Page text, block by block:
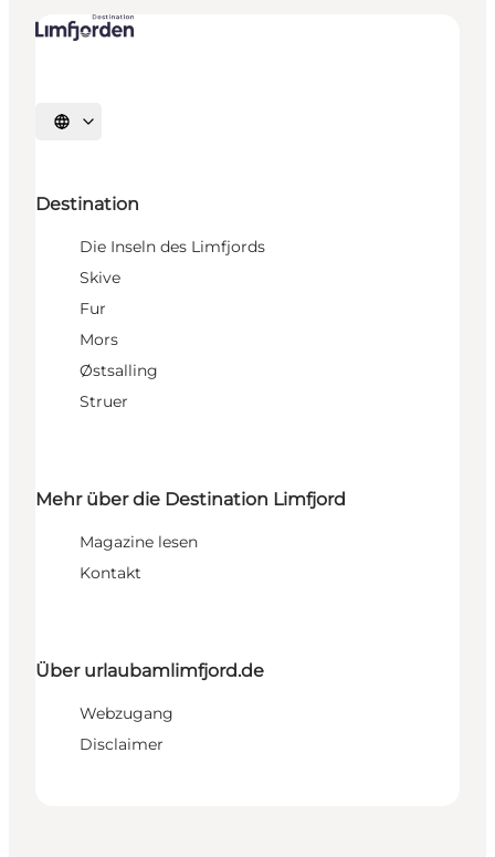
Sprache auswählen
Destination
Die Inseln des Limfjords
Skive
Fur
Mors
Østsalling
Struer
Mehr über die Destination Limfjord
Magazine lesen
Kontakt
Über urlaubamlimfjord.de
Webzugang
Disclaimer